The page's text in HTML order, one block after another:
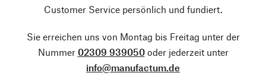
Customer Service persönlich und fundiert.
Sie erreichen uns von Montag bis Freitag unter der
Nummer 02309 939050oder jederzeit unter
info@manufactum.de